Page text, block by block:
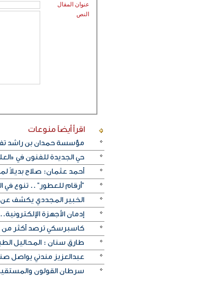
عنوان المقال
النص
اقرأ أيضاً منوعات
مؤسسة حمدان بن راشد
حي الجديدة للفنون في
أحمد عثمان: صلاح بديلاً
"أرقام للعطور" .. تنوع في
الخبير المجددي يكشف عن
إدمان الأجهزة
كاسبرسكي ترصد أكثر من 336 موقعاً إلكترونياً مزيفاً ينتحل الموقع الرسمي لكأس العالم
طارق سنان : المحاليل
عبدالعزيز مندني يواصل
سرطان القولون